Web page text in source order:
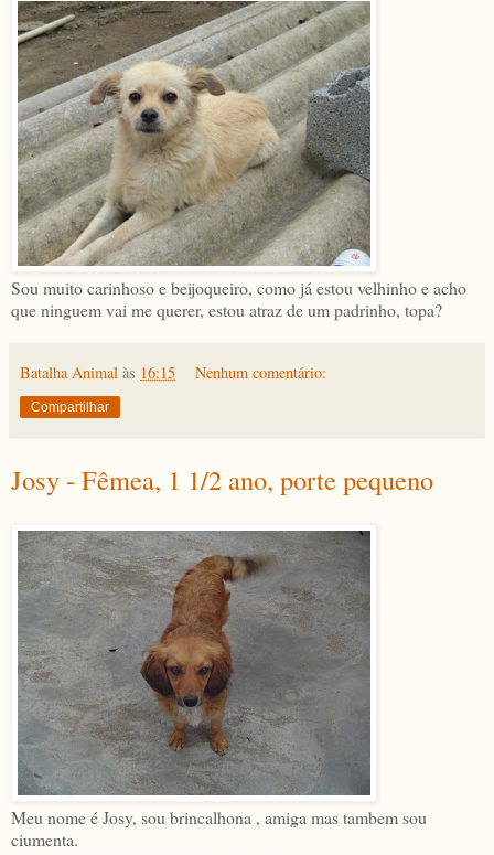
Sou muito carinhoso e beijoqueiro, como já estou velhinho e acho
que ninguem vai me querer, estou atraz de um padrinho, topa?
Batalha Animal às 16:15 Nenhum comentário:
Compartilhar
Josy - Fêmea, 1 1/2 ano, porte pequeno
Meu nome é Josy, sou brincalhona , amiga mas tambem sou
ciumenta.